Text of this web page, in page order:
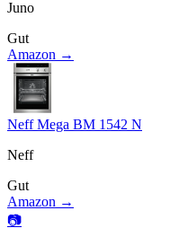
Juno
Gut
Amazon →
Neff Mega BM 1542 N
Neff
Gut
Amazon →
📷